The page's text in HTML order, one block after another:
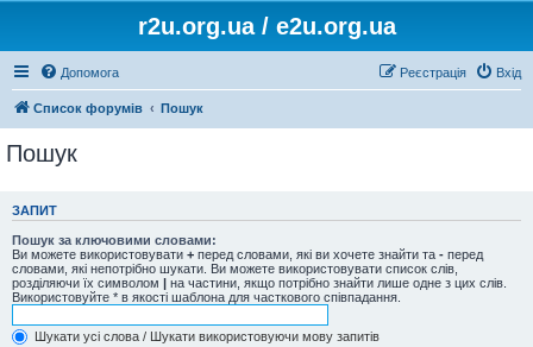
r2u.org.ua / e2u.org.ua
Допомога Вхід
Реєстрація
Список форумів Пошук
Пошук
ЗАПИТ
Пошук за ключовими словами:
Ви можете використовувати + перед словами, які ви хочете знайти та - перед
словами, які непотрібно шукати. Ви можете використовувати список слів,
розділяючи їх символом | на частини, якщо потрібно знайти лише одне з цих слів.
Використовуйте * в якості шаблона для часткового співпадання.
Шукати усі слова / Шукати використовуючи мову запитів